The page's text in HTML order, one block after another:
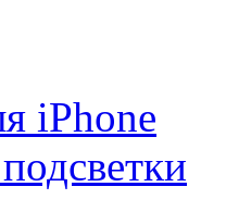
iPhone